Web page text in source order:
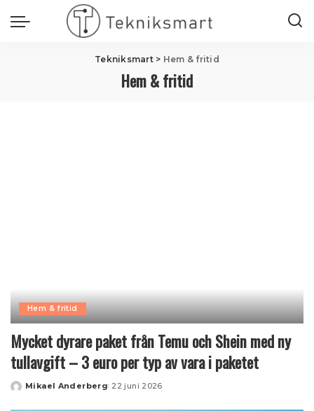
Tekniksmart> Hem & fritid
Hem & fritid
Hem & fritid
Mycket dyrare paket från Temu och Shein med ny
tullavgift – 3 euro per typ av vara i paketet
Posted
Mikael Anderberg 22 juni 2026